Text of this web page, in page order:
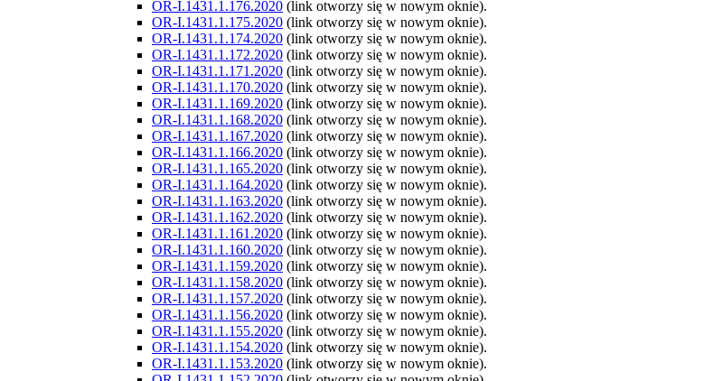
OR-I.1431.1.176.2020 (link otworzy się w nowym oknie).
OR-I.1431.1.175.2020 (link otworzy się w nowym oknie).
OR-I.1431.1.174.2020 (link otworzy się w nowym oknie).
OR-I.1431.1.172.2020 (link otworzy się w nowym oknie).
OR-I.1431.1.171.2020 (link otworzy się w nowym oknie).
OR-I.1431.1.170.2020 (link otworzy się w nowym oknie).
OR-I.1431.1.169.2020 (link otworzy się w nowym oknie).
OR-I.1431.1.168.2020 (link otworzy się w nowym oknie).
OR-I.1431.1.167.2020 (link otworzy się w nowym oknie).
OR-I.1431.1.166.2020 (link otworzy się w nowym oknie).
OR-I.1431.1.165.2020 (link otworzy się w nowym oknie).
OR-I.1431.1.164.2020 (link otworzy się w nowym oknie).
OR-I.1431.1.163.2020 (link otworzy się w nowym oknie).
OR-I.1431.1.162.2020 (link otworzy się w nowym oknie).
OR-I.1431.1.161.2020 (link otworzy się w nowym oknie).
OR-I.1431.1.160.2020 (link otworzy się w nowym oknie).
OR-I.1431.1.159.2020 (link otworzy się w nowym oknie).
OR-I.1431.1.158.2020 (link otworzy się w nowym oknie).
OR-I.1431.1.157.2020 (link otworzy się w nowym oknie).
OR-I.1431.1.156.2020 (link otworzy się w nowym oknie).
OR-I.1431.1.155.2020 (link otworzy się w nowym oknie).
OR-I.1431.1.154.2020 (link otworzy się w nowym oknie).
OR-I.1431.1.153.2020 (link otworzy się w nowym oknie).